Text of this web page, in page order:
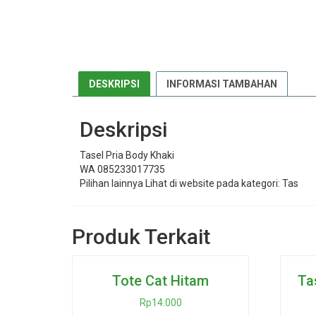
DESKRIPSI INFORMASI TAMBAHAN
Deskripsi
Tasel Pria Body Khaki
WA 085233017735
Pilihan lainnya Lihat di website pada kategori: Tas
Produk Terkait
Tote Cat Hitam
Rp14.000